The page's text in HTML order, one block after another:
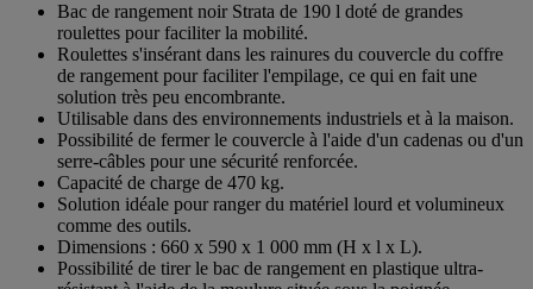
étoiles.
Bac de rangement noir Strata de 190 l doté de grandes
roulettes pour faciliter la mobilité.
Roulettes s'insérant dans les rainures du couvercle du coffre
de rangement pour faciliter l'empilage, ce qui en fait une
solution très peu encombrante.
Utilisable dans des environnements industriels et à la maison.
Possibilité de fermer le couvercle à l'aide d'un cadenas ou d'un
serre-câbles pour une sécurité renforcée.
Capacité de charge de 470 kg.
Solution idéale pour ranger du matériel lourd et volumineux
comme des outils.
Dimensions : 660 x 590 x 1 000 mm (H x l x L).
Possibilité de tirer le bac de rangement en plastique ultra-